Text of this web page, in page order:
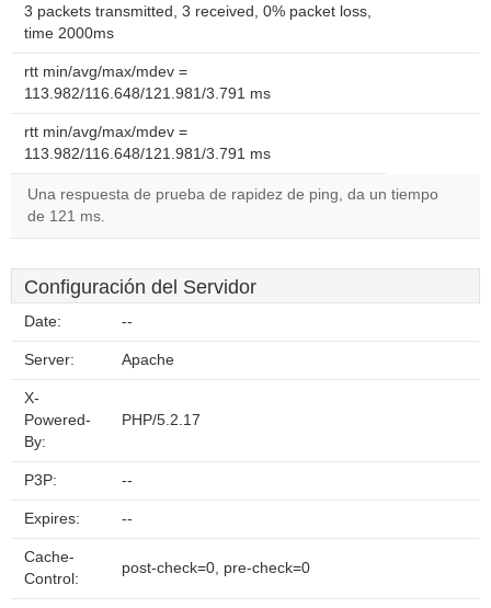
3 packets transmitted, 3 received, 0% packet loss,
time 2000ms
rtt min/avg/max/mdev =
113.982/116.648/121.981/3.791 ms
rtt min/avg/max/mdev =
113.982/116.648/121.981/3.791 ms
Una respuesta de prueba de rapidez de ping, da un tiempo
de 121 ms.
Configuración del Servidor
Date: --
Server: Apache
X-
Powered-
By:
PHP/5.2.17
P3P: --
Expires: --
Cache-
Control:
post-check=0, pre-check=0